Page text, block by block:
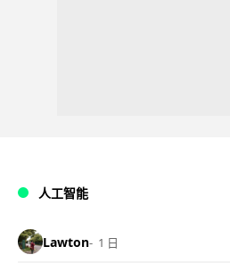
人工智能
Lawton 1 日